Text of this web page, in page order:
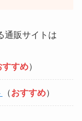
通販サイトは
すすめ）
（ おすすめ）